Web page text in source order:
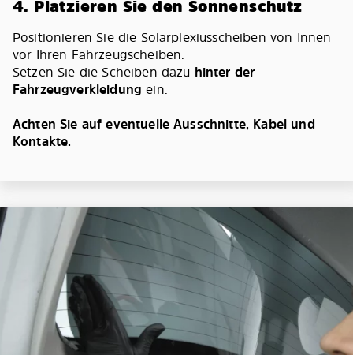
4. Platzieren Sie den Sonnenschutz
Positionieren Sie die Solarplexiusscheiben von Innen
vor Ihren Fahrzeugscheiben.
Setzen Sie die Scheiben dazu hinter der
Fahrzeugverkleidung ein.
Achten Sie auf eventuelle Ausschnitte, Kabel und
Kontakte.